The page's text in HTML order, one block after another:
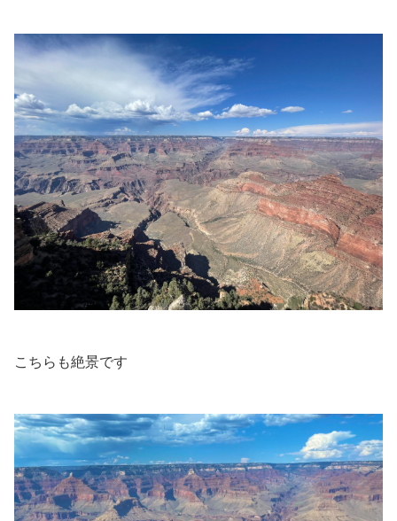
こちらも絶景です